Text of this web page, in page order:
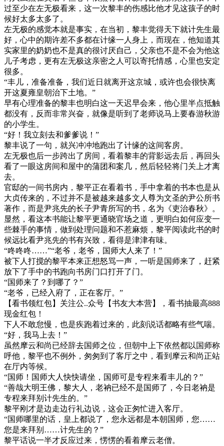
过至少在左无极看来，这一次黎丰的伤感比他才见这孩子的时
候好太多太多了。
左无极的感觉本就是事实，在当初，黎丰觉得天下就计先生最
好，心中的期许差不多都在计缘一人身上，而现在，他知道其
实家里的奶奶也不是真的很讨厌自己，父亲也不是不会为他这
儿子考虑，更有左无极这亲密之人可以寄托情感，心里也安定
很多。
“丰儿，准备准备，我们近日就离开这京城，或许也会很快离
开这夏雍皇朝治下土地。”
早有心理准备的黎丰也明白这一天迟早会来，他心里半点抵触
都没有，反而非常兴奋，就像是听到了老师说马上要春游秋游
的小学生。
“好！我立刻去和爹爹说！”
黎丰说了一句，就兴冲冲地跑出了计缘的这间客房。
左无极也后一步跨出了房间，看着黎丰的背影远去后，再回头
看了一眼这房间和屋中的蒲团和案几，然后轻轻将门关上才离
去。
官邸的一间书房内，黎平正在看着书，手中拿着的书本也是从
大贞传来的，不过并不是被越来越多文人尊为文圣的尹公所书
著作，而是尹兆先的长子尹青所写的书，名为《吏治春秋》。
显然，看这本书能让黎平更通晓官场之道，更明白如何应变一
些棘手的事情，做到处理问题和不惹麻烦，黎平阅读此书的时
候远比看尹兆先的书有兴致，看得是津津有味。
“咚咚咚……”“老爷，老爷，国师大人来了！”
被下人打搅的黎平本来正想怒骂一声，一听是国师来了，赶紧
放下了手中的书跑向书房门口打开了门。
“国师来了？到哪了？”
“老爷，已经入府了，正在客厅。”
【看书领红包】关注公..众号【书友大本营】，看书抽最高888
现金红包！
下人不敢怠慢，也是疾跑着过来的，此刻说话都略有些气喘。
“好，我马上去！”
虽然摩云和尚已经辞去国师之位，但朝中上下依然都以国师称
呼他，黎平也不例外，匆匆到了客厅之中，看到摩云和尚正站
在厅内等候。
“国师！国师大人快快请坐，国师可是专程来看丰儿的？”
“善哉大明王佛，黎大人，老衲已经不是国师了，今日老衲是
专程来拜别计先生的。”
黎平刚才是边走边行礼边说，这会正匆忙进入客厅。
“国师哪里的话，皇上都说了，您永远都是本朝国师，您……
您是来拜别……计先生的？”
黎平话说一半才反应过来，愣愣的看着摩云老僧。